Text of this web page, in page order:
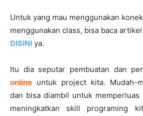
Untuk yang mau menggunakan
menggunakan class, bisa baca
DISINI ya.
Itu dia seputar pembuatan dan
online untuk project kita. Mudah-
dan bisa diambil untuk memperluas
meningkatkan skill programing